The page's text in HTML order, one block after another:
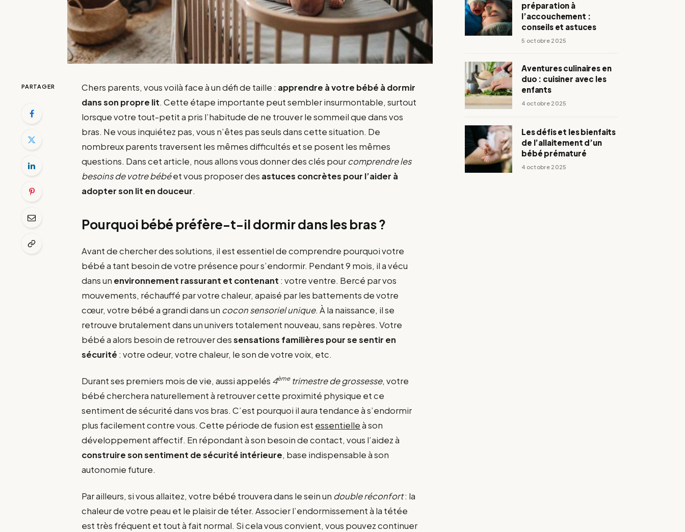
PARTAGER Chers parents, vous voilà face à un défi de taille : apprendre à votre bébé à dormir
dans son propre lit. Cette étape importante peut sembler insurmontable, surtout
lorsque votre tout-petit a pris l’habitude de ne trouver le sommeil que dans vos
bras. Ne vous inquiétez pas, vous n’êtes pas seuls dans cette situation. De
nombreux parents traversent les mêmes difficultés et se posent les mêmes
questions. Dans cet article, nous allons vous donner des clés pour comprendre les
besoins de votre bébéet vous proposer des astuces concrètes pour l’aider à
adopter son lit en douceur.
Pourquoi bébé préfère-t-il dormir dans les bras ?
Avant de chercher des solutions, il est essentiel de comprendre pourquoi votre
bébé a tant besoin de votre présence pour s’endormir. Pendant 9 mois, il a vécu
dans un environnement rassurant et contenant : votre ventre. Bercé par vos
mouvements, réchauffé par votre chaleur, apaisé par les battements de votre
cœur, votre bébé a grandi dans un cocon sensoriel unique. À la naissance, il se
retrouve brutalement dans un univers totalement nouveau, sans repères. Votre
bébé a alors besoin de retrouver dessensations familières pour se sentir en
sécurité : votre odeur, votre chaleur, le son de votre voix, etc.
Durant ses premiers mois de vie, aussi appelés 4èmetrimestre de grossesse, votre
bébé cherchera naturellement à retrouver cette proximité physique et ce
sentiment de sécurité dans vos bras. C’est pourquoi il aura tendance à s’endormir
plus facilement contre vous. Cette période de fusion est essentielleà son
développement affectif. En répondant à son besoin de contact, vous l’aidez à
construire son sentiment de sécurité intérieure, base indispensable à son
autonomie future.
Par ailleurs, si vous allaitez, votre bébé trouvera dans le sein un double réconfort: la
chaleur de votre peau et le plaisir de téter. Associer l’endormissement à la tétée
est très fréquent et tout à fait normal. Si cela vous convient, vous pouvez continuer
préparation à
l’accouchement :
conseils et astuces
5 octobre 2025
Aventures culinaires en
duo : cuisiner avec les
enfants
4 octobre 2025
Les défis et les bienfaits
de l’allaitement d’un
bébé prématuré
4 octobre 2025